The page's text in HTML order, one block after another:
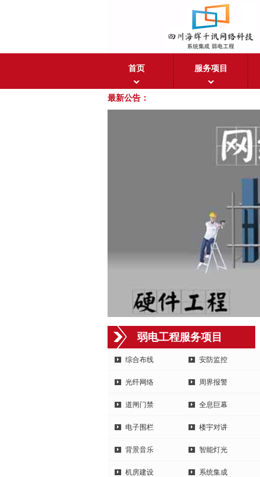
首页 服务项目
最新公告：
弱电工程服务项目
综合布线 安防监控
光纤网络 周界报警
道闸门禁 全息巨幕
电子围栏 楼宇对讲
背景音乐 智能灯光
机房建设 系统集成